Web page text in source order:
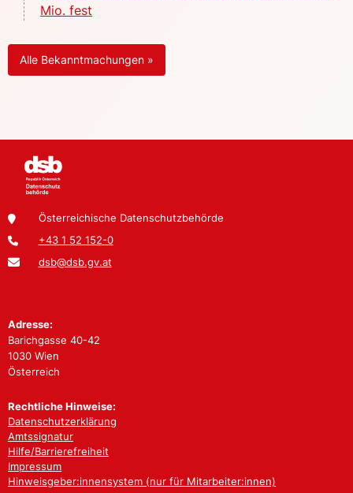
Mio. fest
Alle Bekanntmachungen »
Österreichische Datenschutzbehörde
+43 1 52 152-0
dsb@dsb.gv.at
Adresse:
Barichgasse 40-42
1030 Wien
Österreich
Rechtliche Hinweise:
Datenschutzerklärung
Amtssignatur
Hilfe/Barrierefreiheit
Impressum
Hinweisgeber:innensystem (nur für Mitarbeiter:innen)